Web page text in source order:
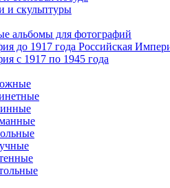
и скульптуры
альбомы для фотографий
до 1917 года Российская
с 1917 по 1945 года